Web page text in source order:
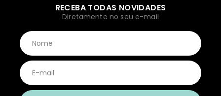
RECEBA TODAS NOVIDADES
Diretamente no seu e-mail